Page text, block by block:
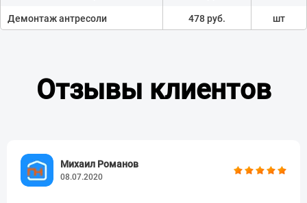
Демонтаж антресоли 478 руб. шт
Снос легких перегородок
Снос стен Жб ( толщиной от 5
см-10 см)
Отзывы клиентов
Михаил Романов
08.07.2020